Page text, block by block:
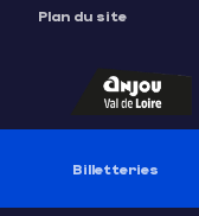
Plan du site
Billetteries